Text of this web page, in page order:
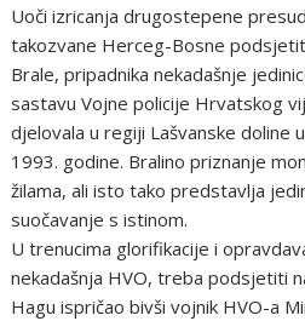
Uoči izricanja drugostepene
takozvane Herceg-Bosne
Brale, pripadnika nekadašnje
sastavu Vojne policije Hrvatskog
djelovala u regiji Lašvanske doline
1993. godine. Bralino priznanje
žilama, ali isto tako predstavlja
suočavanje s istinom.
U trenucima glorifikacije i
nekadašnja HVO, treba podsjetiti
Hagu ispričao bivši vojnik HVO-a